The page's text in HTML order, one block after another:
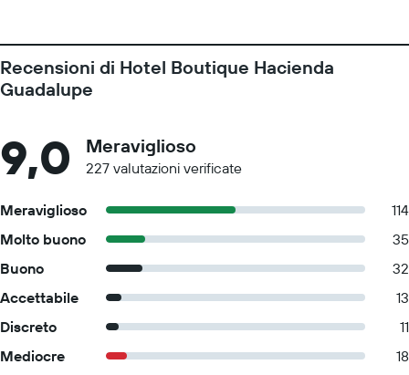
Recensioni di Hotel Boutique Hacienda
Guadalupe
9,0 Meraviglioso
227 valutazioni verificate
Meraviglioso
114
Molto buono
35
Buono
32
Accettabile
13
Discreto
11
Mediocre
18